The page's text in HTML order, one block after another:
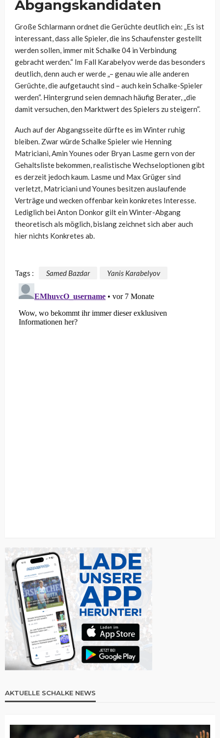
Abgangskandidaten
Große Schlarmann ordnet die Gerüchte deutlich ein: „Es ist
interessant, dass alle Spieler, die ins Schaufenster gestellt
werden sollen, immer mit Schalke 04 in Verbindung
gebracht werden.“ Im Fall Karabelyov werde das besonders
deutlich, denn auch er werde „– genau wie alle anderen
Gerüchte, die aufgetaucht sind – auch kein Schalke-Spieler
werden“. Hintergrund seien demnach häufig Berater, „die
damit versuchen, den Marktwert des Spielers zu steigern“.
Auch auf der Abgangsseite dürfte es im Winter ruhig
bleiben. Zwar würde Schalke Spieler wie Henning
Matriciani, Amin Younes oder Bryan Lasme gern von der
Gehaltsliste bekommen, realistische Wechseloptionen gibt
es derzeit jedoch kaum. Lasme und Max Grüger sind
verletzt, Matriciani und Younes besitzen auslaufende
Verträge und wecken offenbar kein konkretes Interesse.
Lediglich bei Anton Donkor gilt ein Winter-Abgang
theoretisch als möglich, bislang zeichnet sich aber auch
hier nichts Konkretes ab.
Tags : Samed Bazdar Yanis Karabelyov
AKTUELLE SCHALKE NEWS